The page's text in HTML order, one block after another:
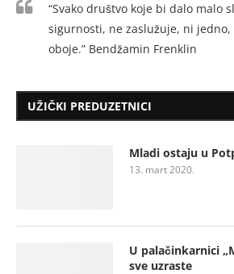
“Svako društvo koje bi dalo malo
sigurnosti, ne zaslužuje, ni
oboje.” Bendžamin Frenklin
UŽIČKI PREDUZETNICI
Mladi ostaju u
13. mart 2020.
U palačinkarnici
sve uzraste